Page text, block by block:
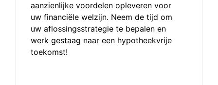
aanzienlijke voordelen opleveren voor
uw financiële welzijn. Neem de tijd om
uw aflossingsstrategie te bepalen en
werk gestaag naar een hypotheekvrije
toekomst!